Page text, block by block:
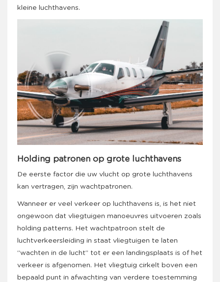
kleine luchthavens.
Holding patronen op grote luchthavens
De eerste factor die uw vlucht op grote luchthavens
kan vertragen, zijn wachtpatronen.
Wanneer er veel verkeer op luchthavens is, is het niet
ongewoon dat vliegtuigen manoeuvres uitvoeren zoals
holding patterns. Het wachtpatroon stelt de
luchtverkeersleiding in staat vliegtuigen te laten
“wachten in de lucht” tot er een landingsplaats is of het
verkeer is afgenomen. Het vliegtuig cirkelt boven een
bepaald punt in afwachting van verdere toestemming